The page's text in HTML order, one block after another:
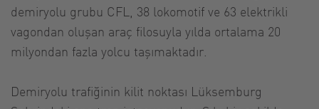
demiryolu grubu CFL, 38 lokomotif ve 63 elektrikli
vagondan oluşan araç filosuyla yılda ortalama 20
milyondan fazla yolcu taşımaktadır.
Demiryolu trafiğinin kilit noktası Lüksemburg